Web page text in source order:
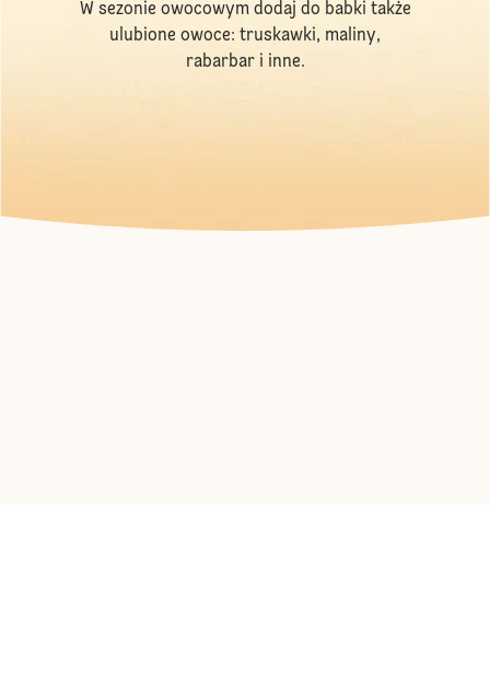
W sezonie owocowym dodaj do babki także
ulubione owoce: truskawki, maliny,
rabarbar i inne.